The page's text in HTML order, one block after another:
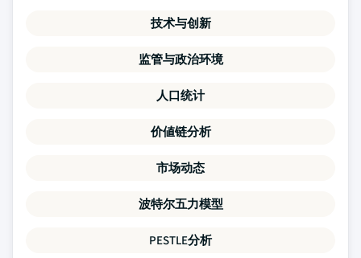
技术与创新
监管与政治环境
人口统计
价値链分析
市场动态
波特尔五力模型
PESTLE分析